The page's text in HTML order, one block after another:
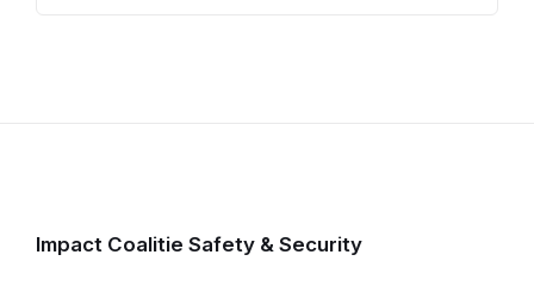
Impact Coalitie Safety & Security